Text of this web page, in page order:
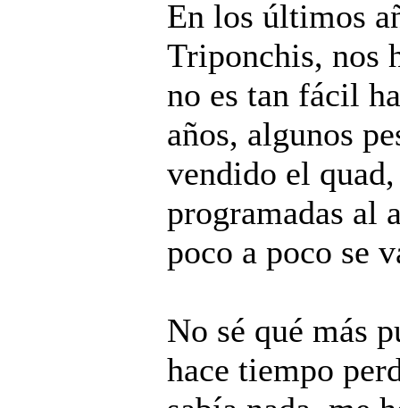
En los últimos
Triponchis, nos
no es tan fácil
años, algunos
vendido el
programadas al
poco a poco se
No sé qué más
hace tiempo